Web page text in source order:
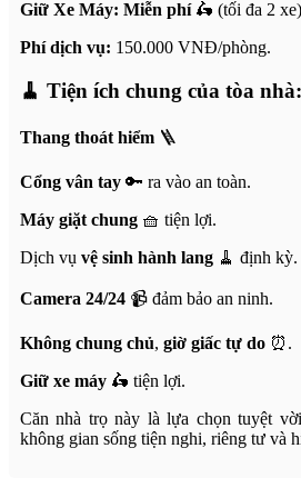
Giữ Xe Máy: Miễn phí🛵 (tối đa 2
Phí dịch vụ: 150.000 VNĐ/phòng.
🧹 Tiện ích chung của tòa nhà:
Thang thoát hiểm 🪜
Cổng vân tay 🔑 ra vào an toàn.
Máy giặt chung 🧺 tiện lợi.
Dịch vụ vệ sinh hành lang 🧹 định kỳ.
Camera 24/24 📹 đảm bảo an ninh.
Không chung chủ, giờ giấc tự do ⏰.
Giữ xe máy 🛵 tiện lợi.
Căn nhà trọ này là lựa chọn tuyệt
không gian sống tiện nghi, riêng tư và